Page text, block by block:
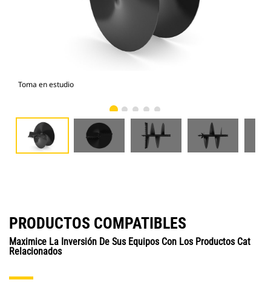
Toma en estudio
PRODUCTOS COMPATIBLES
Maximice La Inversión De Sus Equipos Con Los Productos Cat
Relacionados